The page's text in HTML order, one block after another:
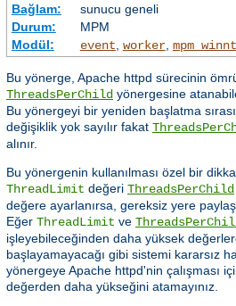
Bağlam:
sunucu geneli
Durum:
MPM
Modül:
event worker, mpm_winnt
Bu yönerge, Apache httpd sürecinin
ThreadsPerChild yönergesine
Bu yönergeyi bir yeniden başlatma
değişiklik yok sayılır fakat
alınır.
Bu yönergenin kullanılması özel bir
ThreadLimit değeri ThreadsPerChild
değere ayarlanırsa, gereksiz yere
Eğer ThreadLimit ve
işleyebileceğinden daha yüksek
başlayamayacağı gibi sistemi kararsız
yönergeye Apache httpd'nin çalışması
değerden daha yükseğini atamayınız.